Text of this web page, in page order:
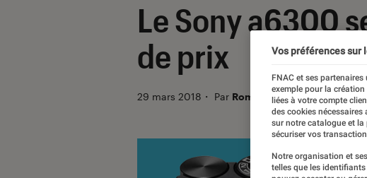
Le Sony a6300
de prix
29 mars 2018 ・ Par Romain Challand
Vos préférences sur
FNAC et ses
exemple pour la
liées à votre compte
des cookies
sur notre catalogue et la
sécuriser vos
Notre organisation et ses
telles que les